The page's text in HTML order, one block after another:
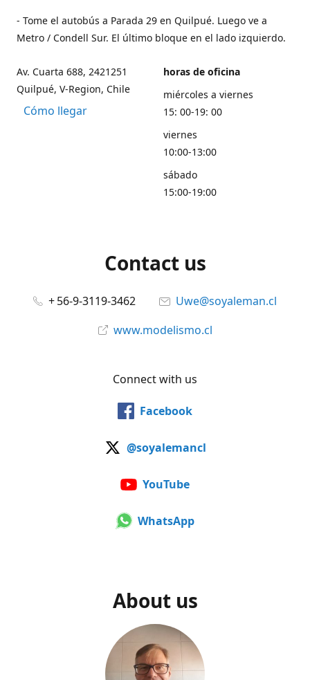
- Tome el autobús a Parada 29 en Quilpué. Luego ve a
Metro / Condell Sur. El último bloque en el lado izquierdo.
Av. Cuarta 688, 2421251
Quilpué, V-Region, Chile
Cómo llegar
horas de oficina
miércoles a viernes
15: 00-19: 00
viernes
10:00-13:00
sábado
15:00-19:00
Contact us
+ 56-9-3119-3462
Uwe@soyaleman.cl
www.modelismo.cl
Connect with us
Facebook
@soyalemancl
YouTube
WhatsApp
About us